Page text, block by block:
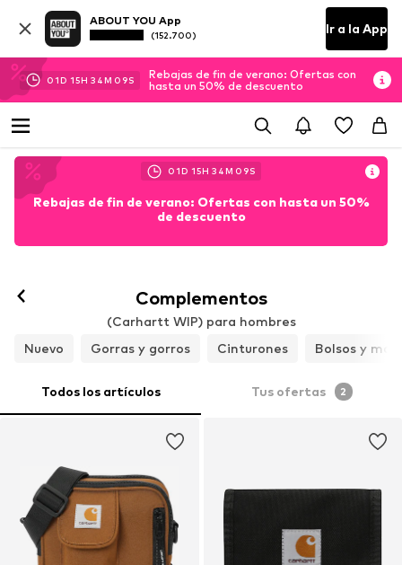
ABOUT YOU App
(152.700) Ir a la App
01D 15H 34M 08S
Rebajas de fin de verano: Ofertas con
hasta un 50% de descuento
01D 15H 34M 08S
Rebajas de fin de verano: Ofertas con hasta un 50%
de descuento
Complementos
(Carhartt WIP) para hombres
Nuevo
Gorras y gorros Cinturones Bolsos y
Todos los artículos Tus ofertas 2